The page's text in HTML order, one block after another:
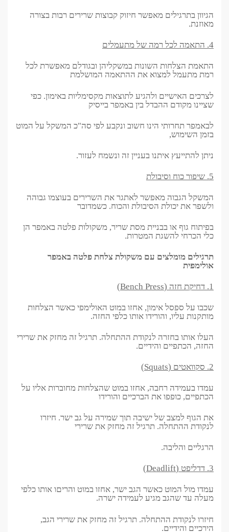
הגיוון בתרגילים מאפשר חיזוק קבוצות שרירים רבות בצורה
מאוזנת.
4. התאמה לכל רמה של מתעמלים
התאמת הצלחות השונות במשקליהן ובגודלם מאפשרת לכל
רמת מתעמל למצוא את ההתאמה המושלמת
לצרכים האישיים ולהגיע לתוצאות מקסימליות באימון. כפי
שציינו מקודם ההבדל בין באמפר בייסיק
לבאמפר תחרותי הינו חשוב ונקבע לפי סה"כ המשקל על המוט
בזמן השימוש,
ניתן להתייעץ איתנו בעניין זה ונשמח לעזור.
5. שיפור כוח וסיבולת
המשקל הגבוה מאפשר לאתגר את השרירים בעוצמו גבוהה
ולשפר את יכולת הסיבולת והכוח. כשמדובר
בפיתוח גוף או בבניית מסת שריר, משקולות פלטה באמפר הן
כלי הכרחי להשגת המטרות.
תרגילים מומלצים עם משקולת צלחת פלטה באמפר
אולימפית
1. דחיקת חזה (Bench Press)
שכבו על ספסל אימון, אחזו במוט האולימפי כאשר הצלחות
מותקנות עליו, והורידו אותו כלפי החזה.
העלו אותו בחזרה לנקודת ההתחלה. תרגיל זה מחזק את שרירי
החזה, הכתפיים והידיים.
2. סקוואטים (Squats)
עמדו בעמידה רחבה, אחזו במוט שהצלחות מחוברות אליו על
הכתפיים, כופפו את הברכיים והורידו
את הגוף למצב של ישיבה תוך שמירה על גב ישר. חיזרו
לנקודת ההתחלה. תרגיל זה מחזק את שרירי
הרגליים והליבה.
3. דדליפט (Deadlift)
עמדו מול המוט כאשר הגב ישר, אחזו במוט והריםו אותו כלפי
מעלה עד שהגב מגיע לעמידה ישרה.
חיזרו לנקודת ההתחלה. תרגיל זה מחזק את שרירי הגב,
הירכיים והידיים.